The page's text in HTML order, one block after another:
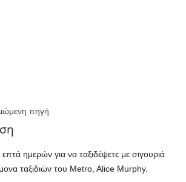
πηγή
ημερών για να ταξιδέψετε με σιγουριά
ταξιδιών του Metro, Alice Murphy.